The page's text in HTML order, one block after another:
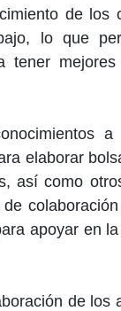
de los
lo que
tener
a
elaborar
así como
apoyar en
de los